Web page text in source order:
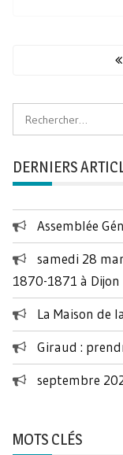
DERNIERS
Assemblée
samedi 28
1870-1871 à Dijon
La Maison de
Giraud :
septembre
MOTS CLÉS